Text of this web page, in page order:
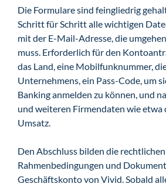
Die Formulare sind feingliedrig
Schritt für Schritt alle wichtigen
mit der E-Mail-Adresse, die
muss. Erforderlich für den
das Land, eine Mobilfunknummer,
Unternehmens, ein Pass-Code, um
Banking anmelden zu können, und
und weiteren Firmendaten wie etwa
Umsatz.
Den Abschluss bilden die rechtlichen
Rahmenbedingungen und
Geschäftskonto von Vivid. Sobald